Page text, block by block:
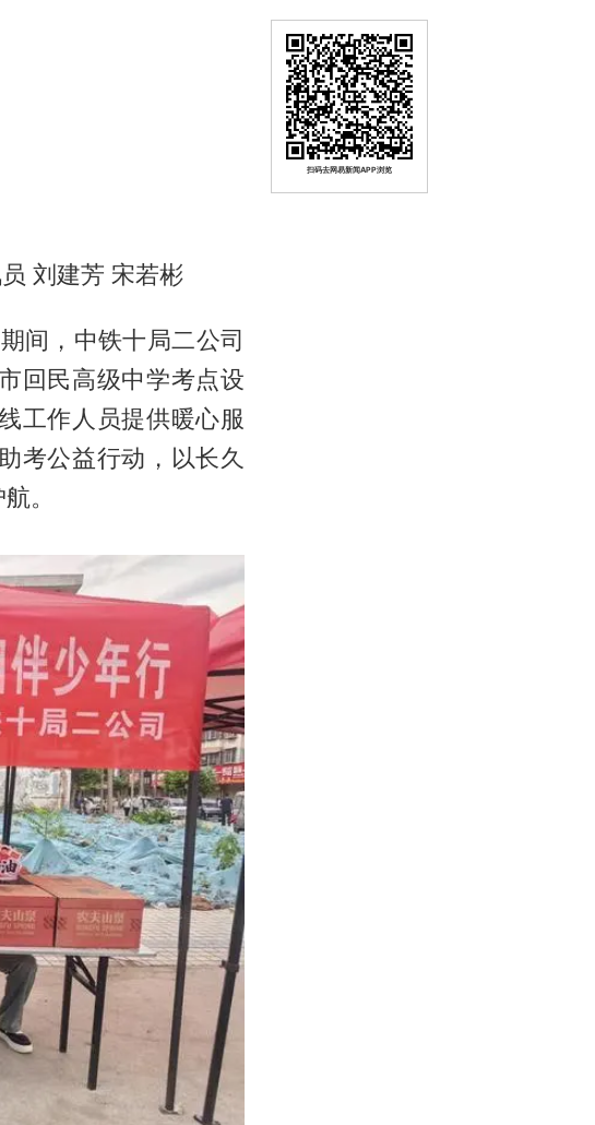
刘建芳 宋若彬
间，中铁十局二公司
回民高级中学考点设
工作人员提供暖心服
考公益行动，以长久
。
扫码去网易新闻APP浏览